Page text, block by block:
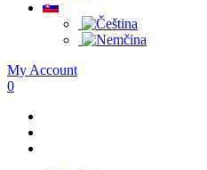
My Account
0